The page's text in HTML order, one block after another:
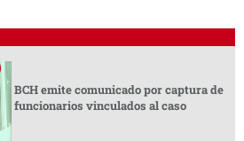
BCH emite comunicado por captura de
funcionarios vinculados al caso